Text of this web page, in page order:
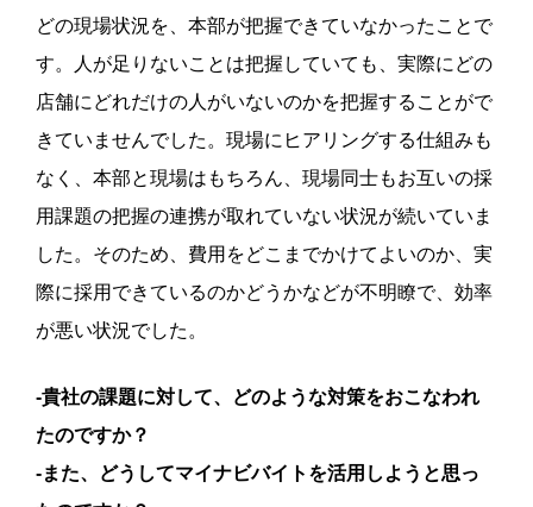
どの現場状況を、本部が把握できていなかったことで
す。人が足りないことは把握していても、実際にどの
店舗にどれだけの人がいないのかを把握することがで
きていませんでした。現場にヒアリングする仕組みも
なく、本部と現場はもちろん、現場同士もお互いの採
用課題の把握の連携が取れていない状況が続いていま
した。そのため、費用をどこまでかけてよいのか、実
際に採用できているのかどうかなどが不明瞭で、効率
が悪い状況でした。
-貴社の課題に対して、どのような対策をおこなわれ
たのですか？
-また、どうしてマイナビバイトを活用しようと思っ